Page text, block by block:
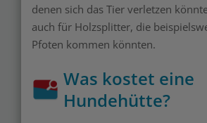
denen sich das Tier verletzen
auch für Holzsplitter, die
Pfoten kommen könnten.
Was kostet eine
Hundehütte?